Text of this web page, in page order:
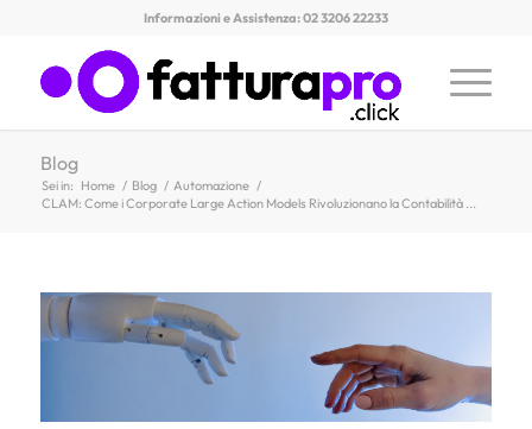
Informazioni e Assistenza: 02 3206 22233
Blog
Sei in: Home / Blog / Automazione /
CLAM: Come i Corporate Large Action Models Rivoluzionano la Contabilità ...